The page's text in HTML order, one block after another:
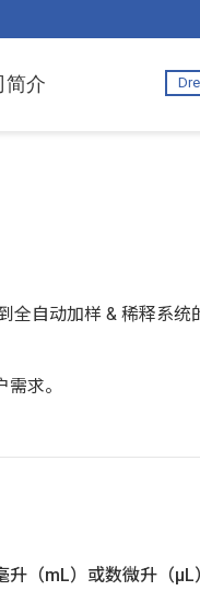
简介
自动加样 & 稀释系统
求。
（mL）或数微升（μL